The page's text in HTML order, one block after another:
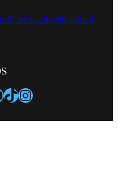
Política de privacidad
TikTok
Instagram